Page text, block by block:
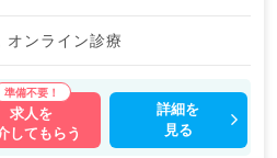
オンライン診療
求人を
してもらう
詳細を
見る